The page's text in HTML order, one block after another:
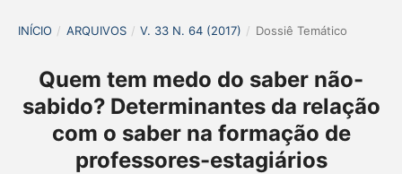
INÍCIO / ARQUIVOS / V. 33 N. 64 (2017) / Dossiê Temático
Quem tem medo do saber não-
sabido? Determinantes da relação
com o saber na formação de
professores-estagiários